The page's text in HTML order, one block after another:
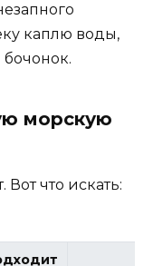
каплю воды,
морскую
что искать: